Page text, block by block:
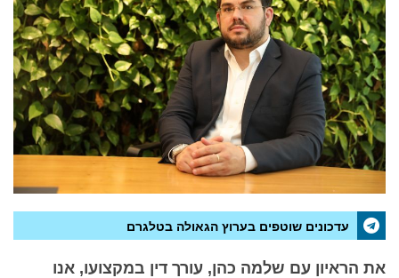
עדכונים שוטפים בערוץ הגאולה בטלגרם
את הראיון עם שלמה כהן, עורך דין במקצועו, אנו